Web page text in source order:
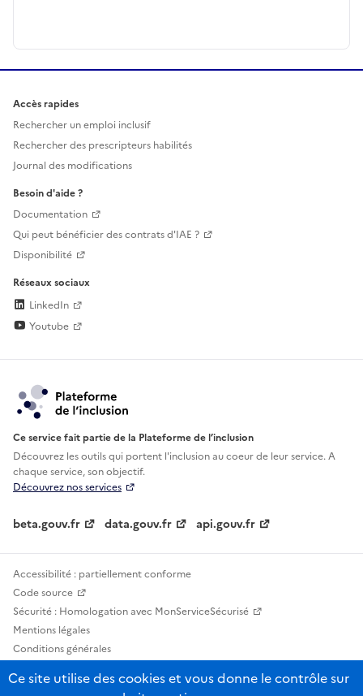
Accès rapides
Rechercher un emploi inclusif
Rechercher des prescripteurs habilités
Journal des modifications
Besoin d'aide ?
Documentation
Qui peut bénéficier des contrats d'IAE ?
Disponibilité
Réseaux sociaux
LinkedIn
Youtube
Ce service fait partie de la Plateforme de l’inclusion
Découvrez les outils qui portent l'inclusion aucoeur de leur service. A
chaque service, son objectif.
Découvrez nos services
beta.gouv.fr data.gouv.fr api.gouv.fr
Accessibilité : partiellement conforme
Code source
Sécurité : Homologation avec MonServiceSécurisé
Mentions légales
Conditions générales
Statistiques, lexiques et indicateurs
Ce site utilise des cookies et vous donne le contrôle sur